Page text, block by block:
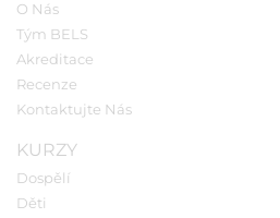
O Nás
Tým BELS
Akreditace
Recenze
Kontaktujte Nás
KURZY
Dospělí
Děti